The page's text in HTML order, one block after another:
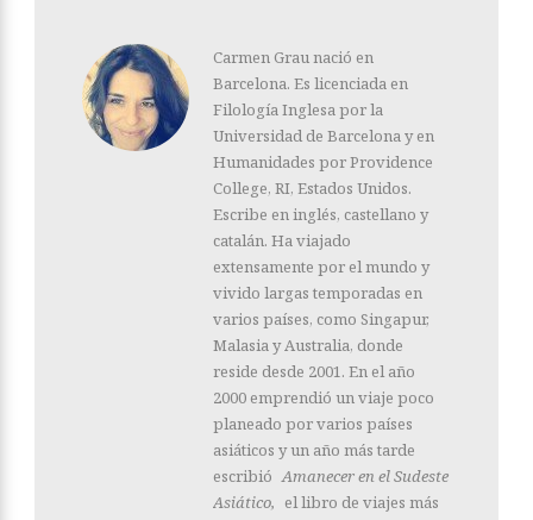
Carmen Grau nació en
Barcelona. Es licenciada en
Filología Inglesa por la
Universidad de Barcelona y en
Humanidades por Providence
College, RI, Estados Unidos.
Escribe en inglés, castellano y
catalán. Ha viajado
extensamente por el mundo y
vivido largas temporadas en
varios países, como Singapur,
Malasia y Australia, donde
reside desde 2001. En el año
2000 emprendió un viaje poco
planeado por varios países
asiáticos y un año más tarde
escribió Amanecer en el Sudeste
Asiático, el libro de viajes más